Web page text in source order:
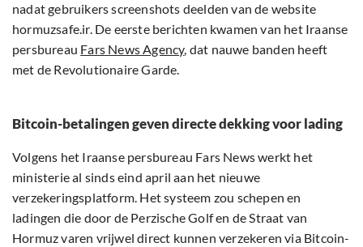
nadat gebruikers screenshots deelden van de website
hormuzsafe.ir. De eerste berichten kwamen van het Iraanse
persbureau Fars News Agency, dat nauwe banden heeft
met de Revolutionaire Garde.
Bitcoin-betalingen geven directe dekking voor lading
Volgens het Iraanse persbureau Fars News werkt het
ministerie al sinds eind april aan het nieuwe
verzekeringsplatform. Het systeem zou schepen en
ladingen die door de Perzische Golf en de Straat van
Hormuz varen vrijwel direct kunnen verzekeren via Bitcoin-